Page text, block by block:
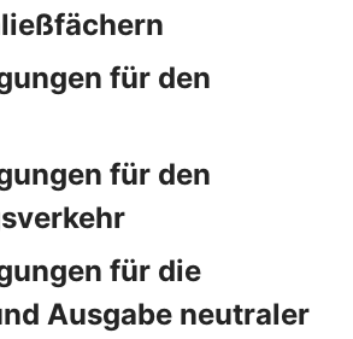
für den
für den
für die
Ausgabe neutraler